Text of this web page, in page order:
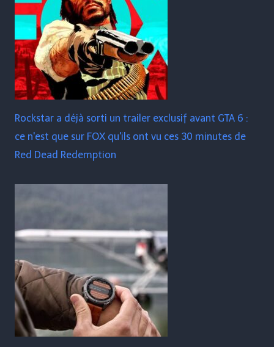
Rockstar a déjà sorti un trailer exclusif avant GTA 6 :
ce n'est que sur FOX qu'ils ont vu ces 30 minutes de
Red Dead Redemption